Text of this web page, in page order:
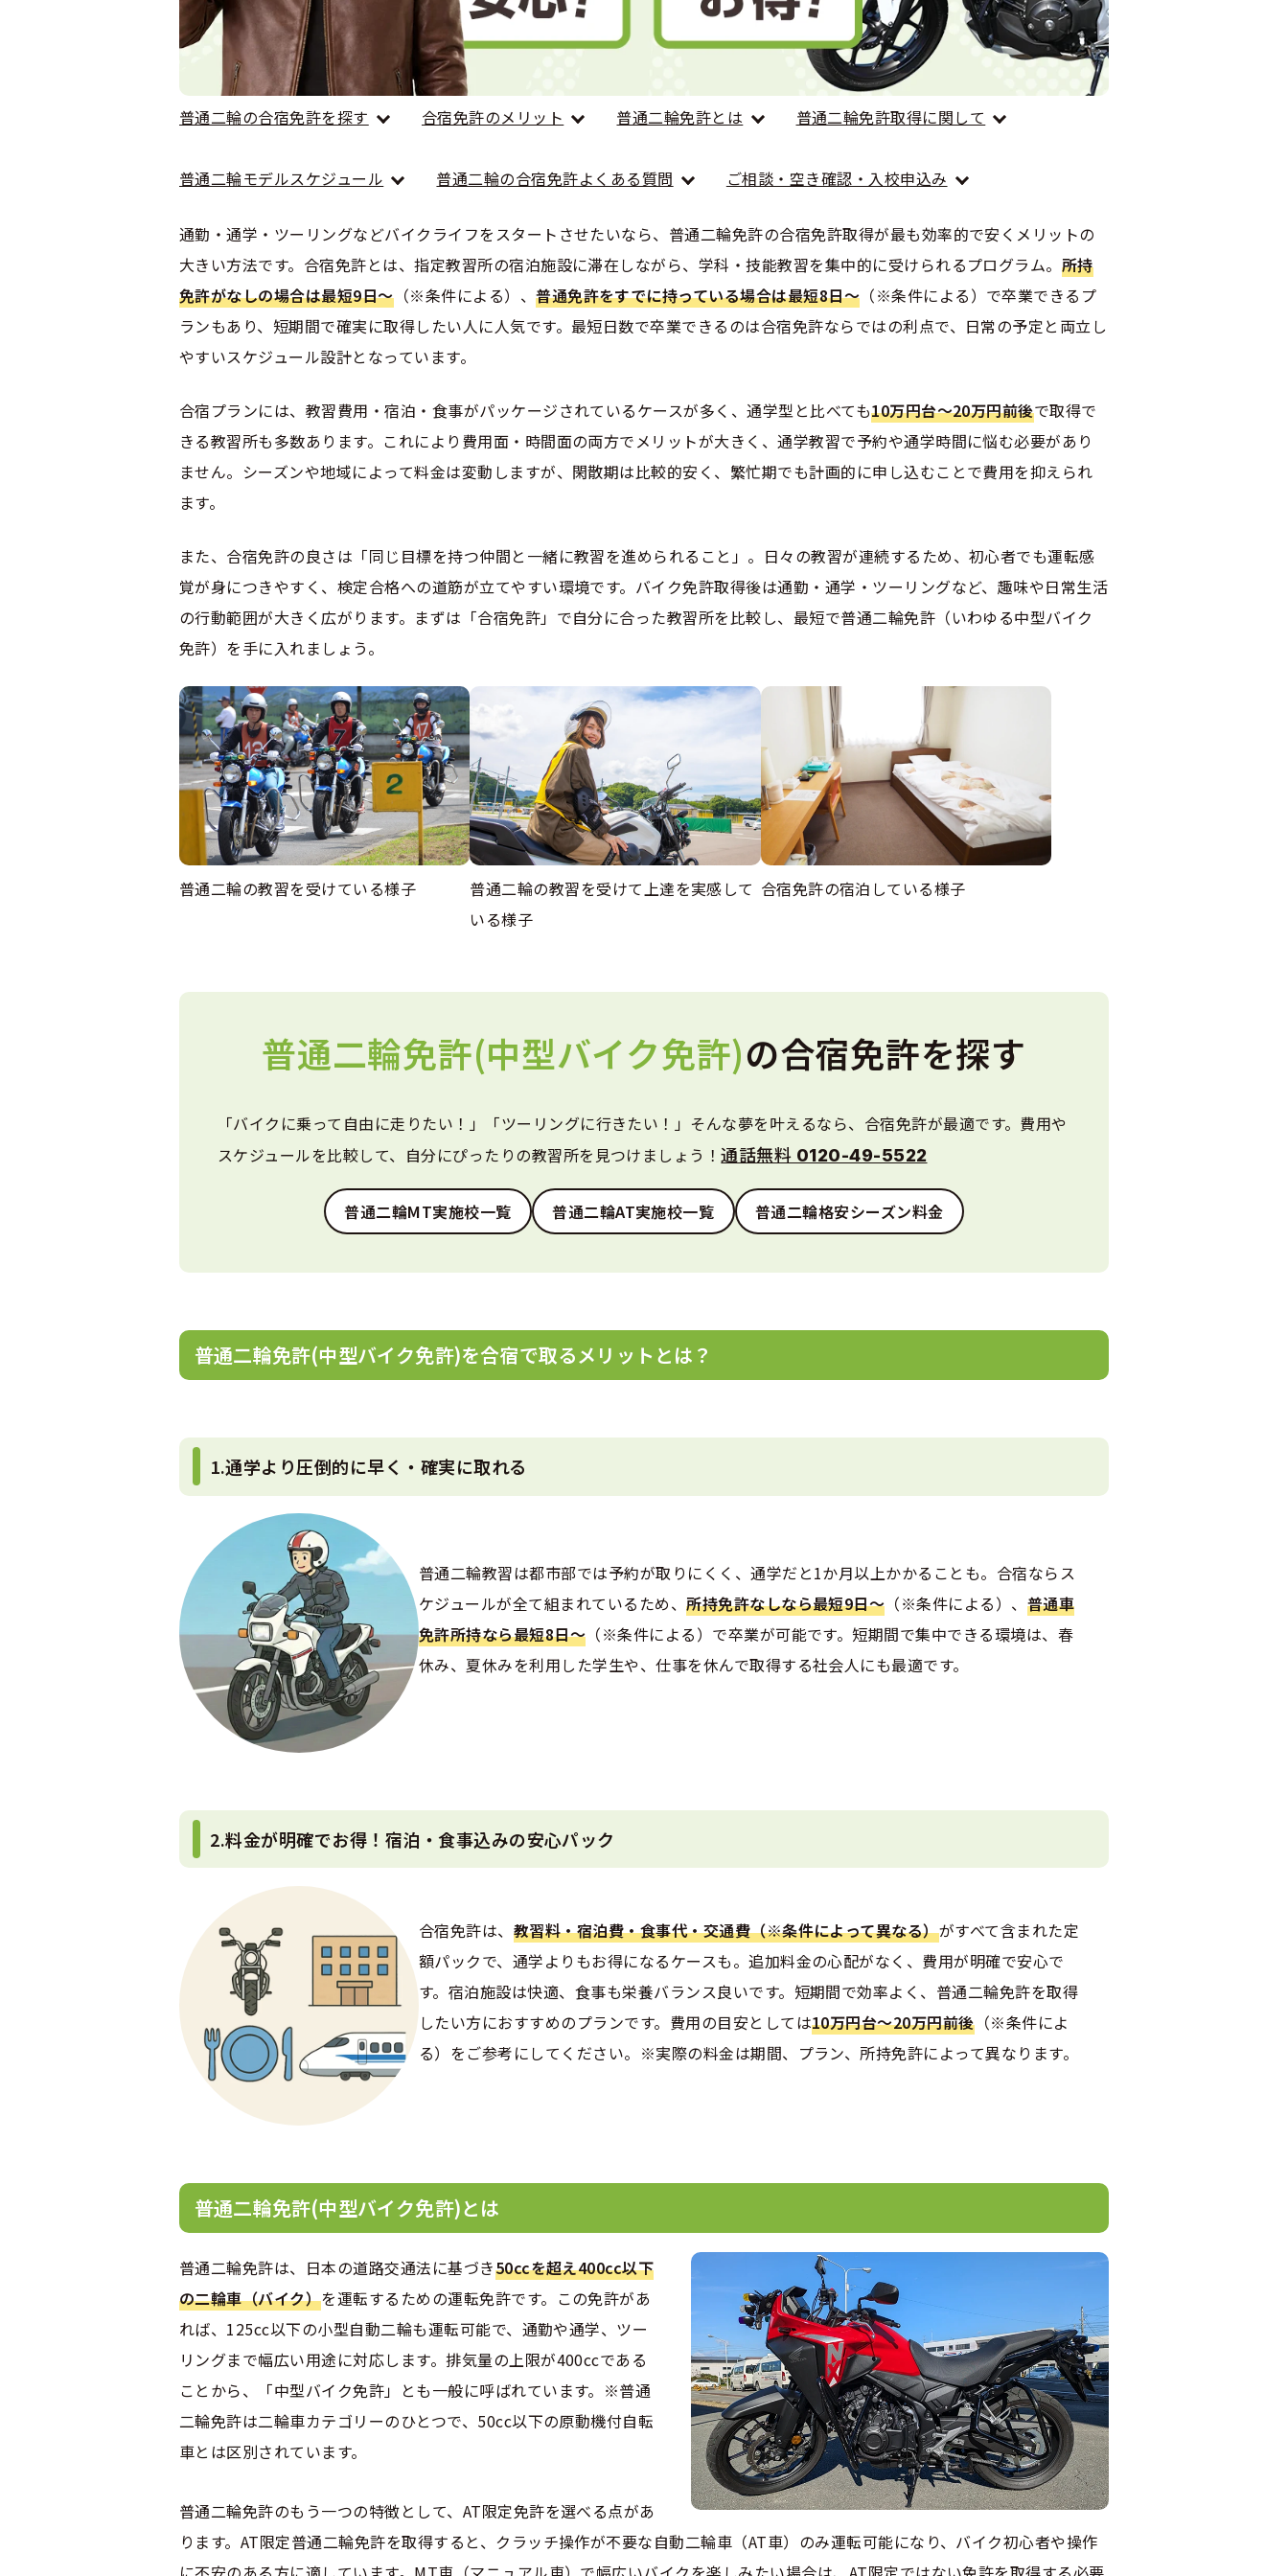
合宿免許 よくある質問
まるわかり！合宿免許Q＆A
普通二輪の合宿免許を探す
合宿免許のメリット 普通二輪免許とは 普通二輪免許取得に関して
普通二輪モデルスケジュール 普通二輪の合宿免許よくある質問 ご相談・空き確認・入校申込み
通勤・通学・ツーリングなどバイクライフをスタートさせたいなら、普通二輪免許の合宿免許取得が最も効率的で安くメリットの
大きい方法です。合宿免許とは、指定教習所の宿泊施設に滞在しながら、学科・技能教習を集中的に受けられるプログラム。 所持
免許がなしの場合は最短9日〜（※条件による）、普通免許をすでに持っている場合は最短8日〜 （※条件による）で卒業できるプ
ランもあり、短期間で確実に取得したい人に人気です。最短日数で卒業できるのは合宿免許ならではの利点で、日常の予定と両立し
やすいスケジュール設計となっています。
合宿プランには、教習費用・宿泊・食事がパッケージされているケースが多く、通学型と比べても10万円台〜20万円前後で取得で
きる教習所も多数あります。これにより費用面・時間面の両方でメリットが大きく、通学教習で予約や通学時間に悩む必要があり
ません。シーズンや地域によって料金は変動しますが、閑散期は比較的安く、繁忙期でも計画的に申し込むことで費用を抑えられ
ます。
また、合宿免許の良さは「同じ目標を持つ仲間と一緒に教習を進められること」。日々の教習が連続するため、初心者でも運転感
覚が身につきやすく、検定合格への道筋が立てやすい環境です。バイク免許取得後は通勤・通学・ツーリングなど、趣味や日常生活
の行動範囲が大きく広がります。まずは「合宿免許」で自分に合った教習所を比較し、最短で普通二輪免許（いわゆる中型バイク
免許）を手に入れましょう。
普通二輪の教習を受けている様子
普通二輪の教習を受けて上達を実感して
いる様子
合宿免許の宿泊している様子
普通二輪免許(中型バイク免許)の合宿免許を探す
「バイクに乗って自由に走りたい！」「ツーリングに行きたい！」そんな夢を叶えるなら、合宿免許が最適です。費用や
スケジュールを比較して、自分にぴったりの教習所を見つけましょう！通話無料 0120-49-5522
普通二輪MT実施校一覧 普通二輪AT実施校一覧 普通二輪格安シーズン料金
普通二輪免許(中型バイク免許)を合宿で取るメリットとは？
1.通学より圧倒的に早く・確実に取れる
普通二輪教習は都市部では予約が取りにくく、通学だと1か月以上かかることも。合宿ならス
ケジュールが全て組まれているため、所持免許なしなら最短9日〜 （※条件による）、 普通車
免許所持なら最短8日〜 （※条件による）で卒業が可能です。短期間で集中できる環境は、春
休み、夏休みを利用した学生や、仕事を休んで取得する社会人にも最適です。
2.料金が明確でお得！宿泊・食事込みの安心パック
合宿免許は、 教習料・宿泊費・食事代・交通費（※条件によって異なる）がすべて含まれた定
額パックで、通学よりもお得になるケースも。追加料金の心配がなく、費用が明確で安心で
す。宿泊施設は快適、食事も栄養バランス良いです。短期間で効率よく、普通二輪免許を取得
したい方におすすめのプランです。費用の目安としては10万円台〜20万円前後（※条件によ
る）をご参考にしてください。※実際の料金は期間、プラン、所持免許によって異なります。
普通二輪免許(中型バイク免許)とは
普通二輪免許は、日本の道路交通法に基づき50ccを超え400cc以下
の二輪車（バイク）を運転するための運転免許です。この免許があ
れば、125cc以下の小型自動二輪も運転可能で、通勤や通学、ツー
リングまで幅広い用途に対応します。排気量の上限が400ccである
ことから、「中型バイク免許」とも一般に呼ばれています。※普通
二輪免許は二輪車カテゴリーのひとつで、50cc以下の原動機付自転
車とは区別されています。
普通二輪免許のもう一つの特徴として、AT限定免許を選べる点があ
ります。AT限定普通二輪免許を取得すると、クラッチ操作が不要な自動二輪車（AT車）のみ運転可能になり、バイク初心者や操作